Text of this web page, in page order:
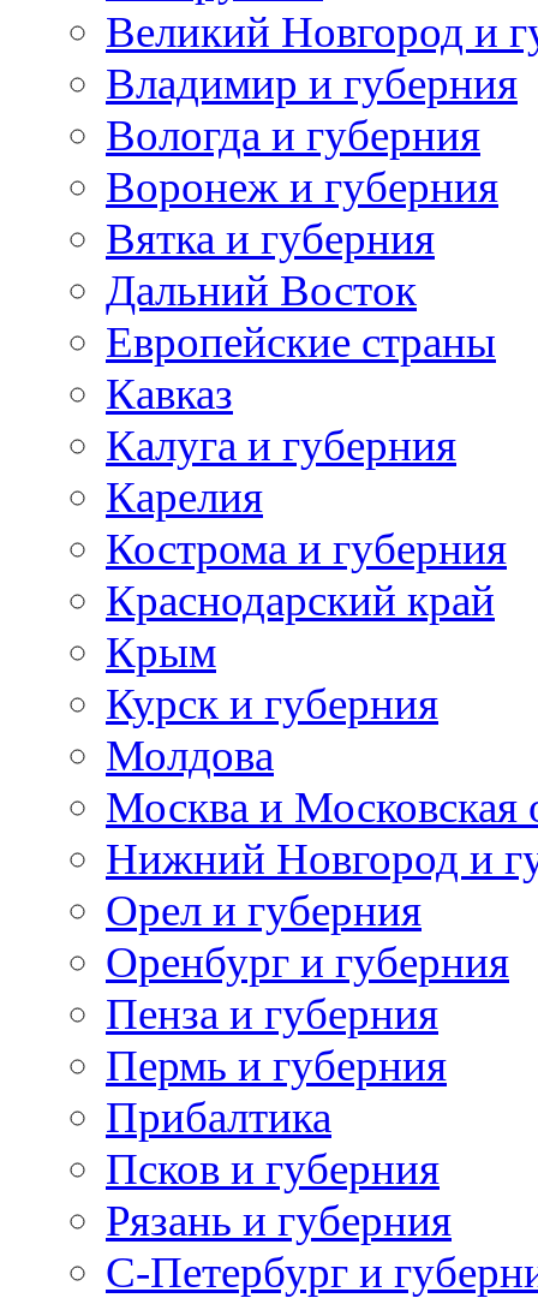
Великий Новгород и
Владимир и губерния
Вологда и губерния
Воронеж и губерния
Вятка и губерния
Дальний Восток
Европейские страны
Кавказ
Калуга и губерния
Карелия
Кострома и губерния
Краснодарский край
Крым
Курск и губерния
Молдова
Москва и Московская
Нижний Новгород и
Орел и губерния
Оренбург и губерния
Пенза и губерния
Пермь и губерния
Прибалтика
Псков и губерния
Рязань и губерния
С-Петербург и